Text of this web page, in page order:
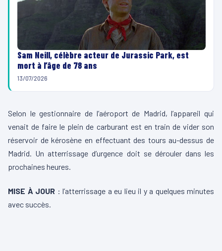
Sam Neill, célèbre acteur de Jurassic Park, est
mort à l’âge de 78 ans
13/07/2026
Selon le gestionnaire de l’aéroport de Madrid, l’appareil qui
venait de faire le plein de carburant est en train de vider son
réservoir de kérosène en effectuant des tours au-dessus de
Madrid. Un atterrissage d’urgence doit se dérouler dans les
prochaines heures.
MISE À JOUR : l’atterrissage a eu lieu il y a quelques minutes
avec succès.